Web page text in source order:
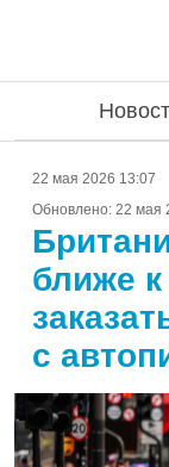
22 мая 2026 13:07
Обновлено: 22 мая
ближе
с